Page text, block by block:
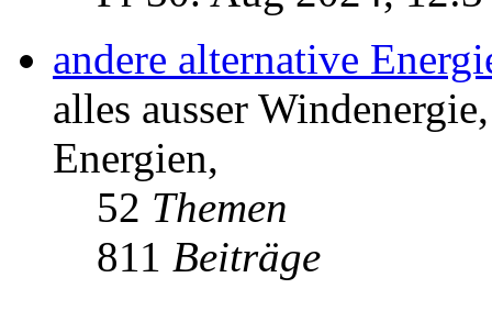
andere alternative
alles ausser
Energien,
52 Themen
811 Beiträge